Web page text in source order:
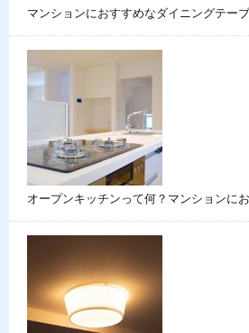
マンションにおすすめなダイニングテー
オープンキッチンって何？マンションに